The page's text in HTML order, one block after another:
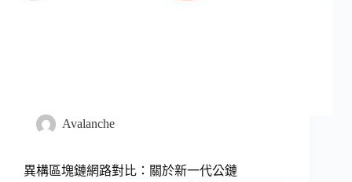
Avalanche
異構區塊鏈網路對比：關於新一代公鏈